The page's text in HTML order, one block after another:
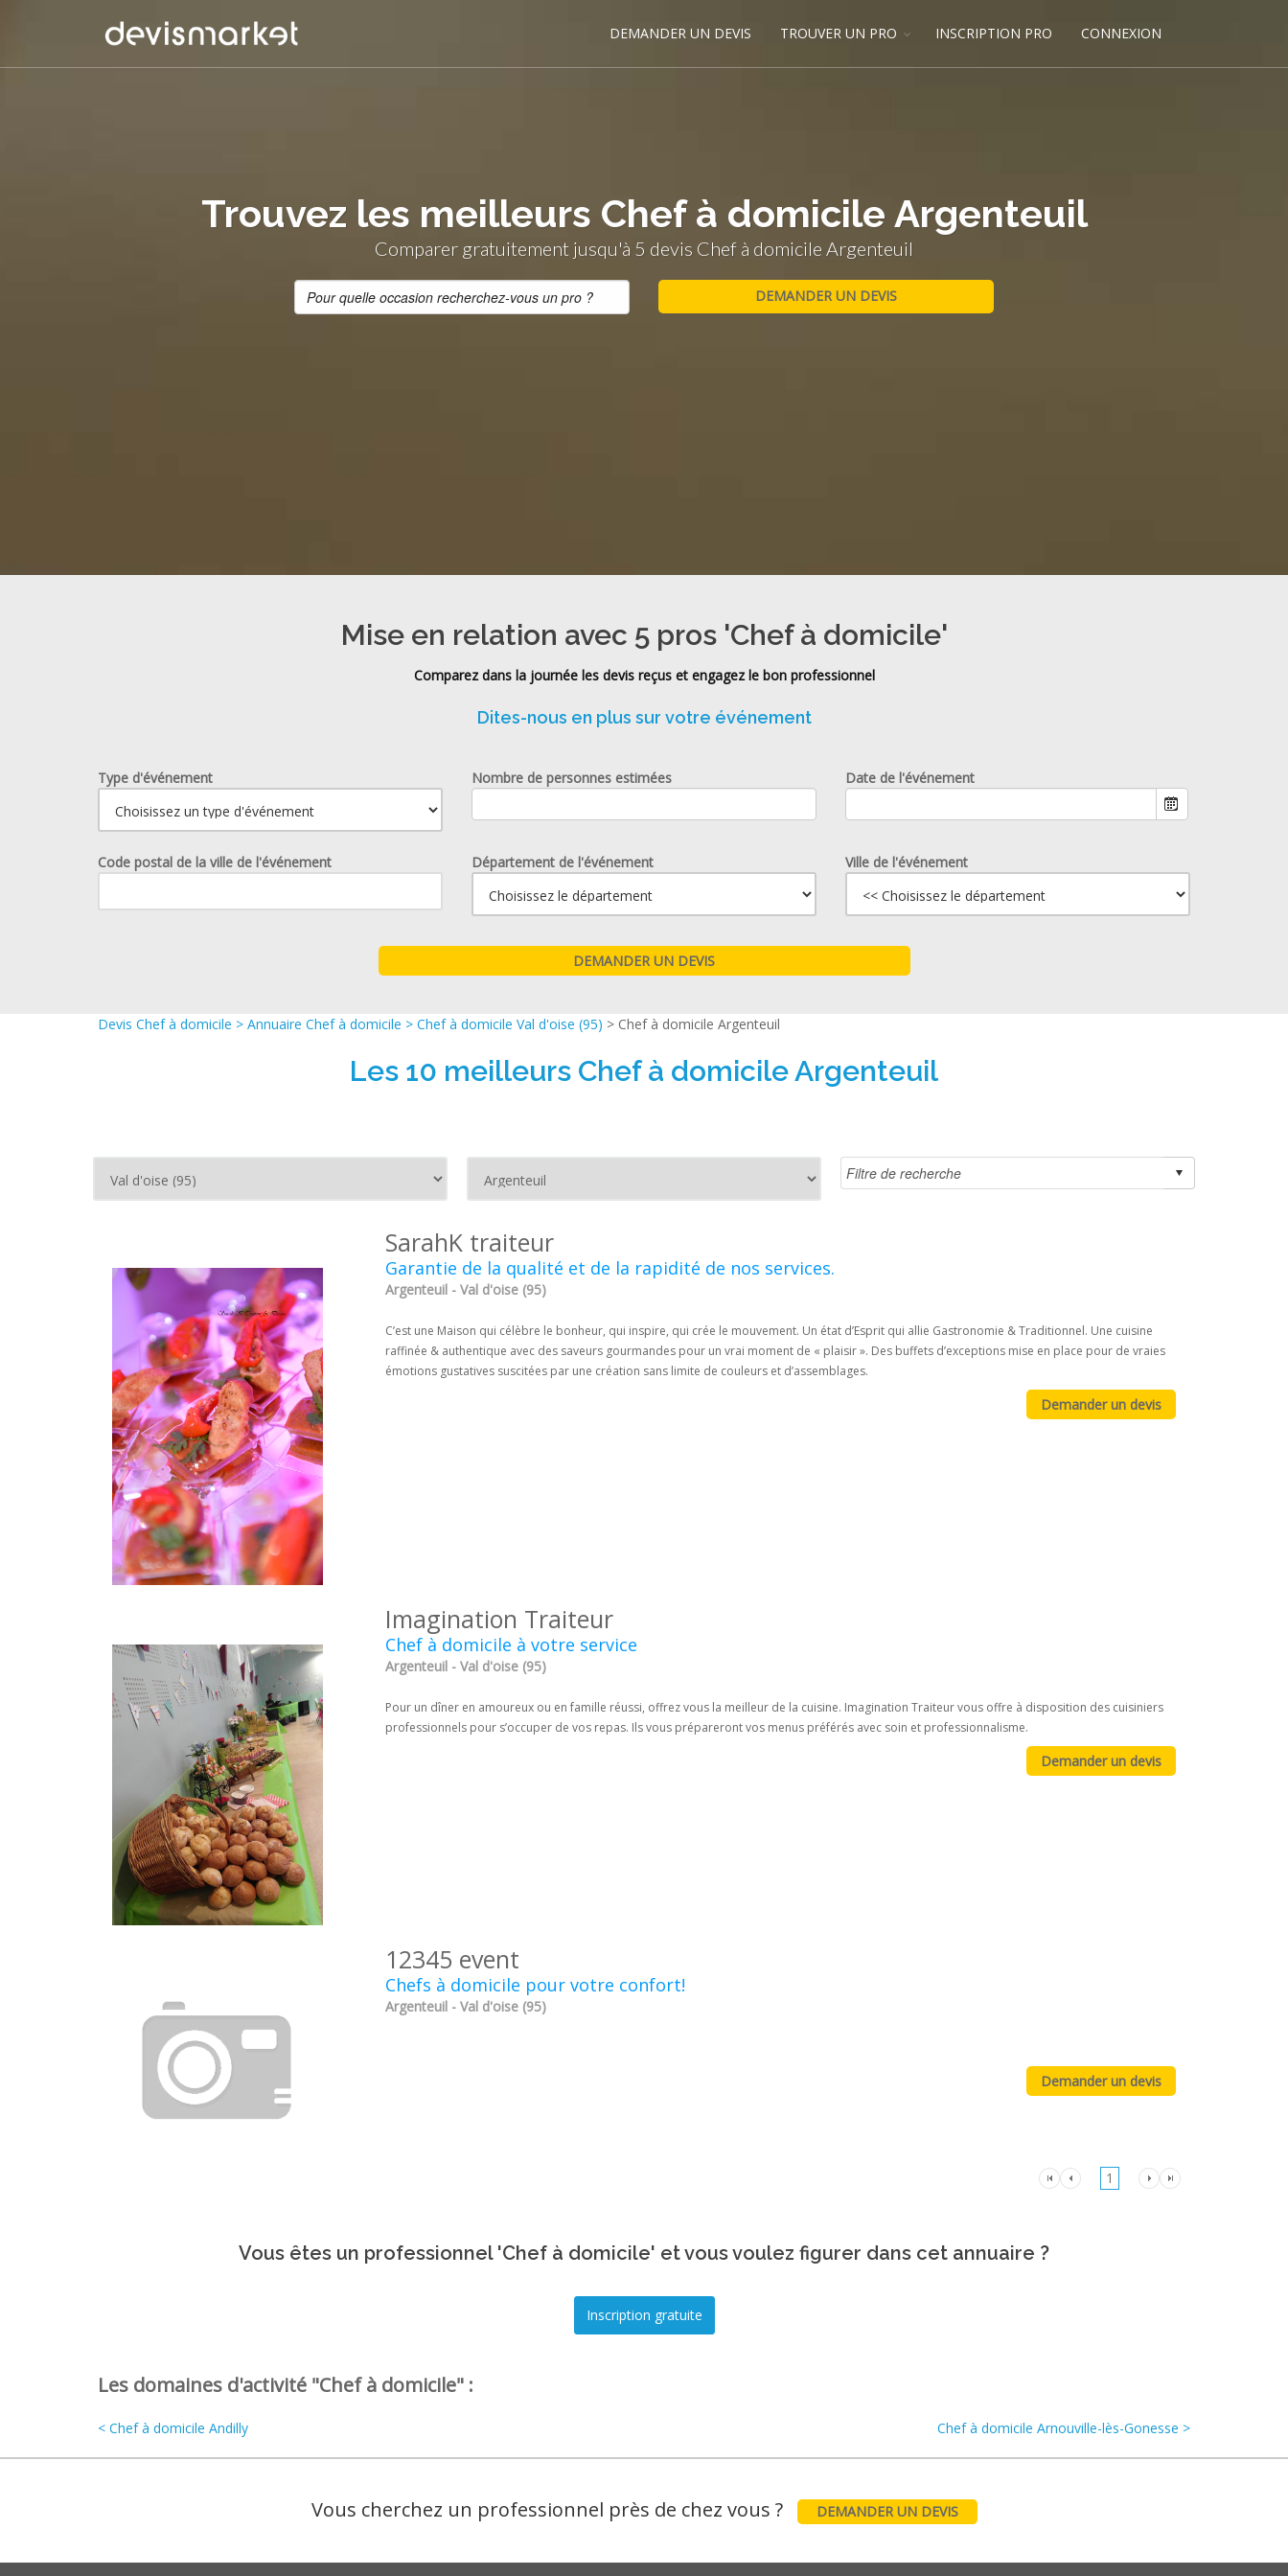
DEMANDER UN DEVIS TROUVER UN PRO INSCRIPTION PRO CONNEXION
Trouvez les meilleurs Chef à domicile Argenteuil
Comparer gratuitement jusqu'à 5 devis Chef à domicile Argenteuil
Mise en relation avec 5 pros 'Chef à domicile'
Comparez dans la journée les devis reçus et engagez le bon professionnel
Dites-nous en plus sur votre événement
Type d'événement Nombre de personnes estimées
Date de l'événement
Code postal de la ville de l'événement Département de l'événement Ville de l'événement
Devis Chef à domicile > Annuaire Chef à domicile > Chef à domicile Val d'oise (95) > Chef à domicile Argenteuil
Les 10 meilleurs Chef à domicile Argenteuil
SarahK traiteur
Garantie de la qualité et de la rapidité de nos services.
Argenteuil - Val d'oise (95)
C’est une Maison qui célèbre le bonheur, qui inspire, qui crée le mouvement. Un état d’Esprit qui allie Gastronomie & Traditionnel. Une cuisine
raffinée & authentique avec des saveurs gourmandes pour un vrai moment de « plaisir ». Des buffets d’exceptions mise en place pour de vraies
émotions gustatives suscitées par une création sans limite de couleurs et d’assemblages.
Imagination Traiteur
Chef à domicile à votre service
Argenteuil - Val d'oise (95)
Pour un dîner en amoureux ou en famille réussi, offrez vous la meilleur de la cuisine. Imagination Traiteur vous offre à disposition des cuisiniers
professionnels pour s’occuper de vos repas. Ils vous prépareront vos menus préférés avec soin et professionnalisme.
12345 event
Chefs à domicile pour votre confort!
Argenteuil - Val d'oise (95)
1
Vous êtes un professionnel 'Chef à domicile' et vous voulez figurer dans cet annuaire ?
Les domaines d'activité "Chef à domicile" :
< Chef à domicile Andilly Chef à domicile Arnouville-lès-Gonesse >
Vous cherchez un professionnel près de chez vous ? DEMANDER UN DEVIS